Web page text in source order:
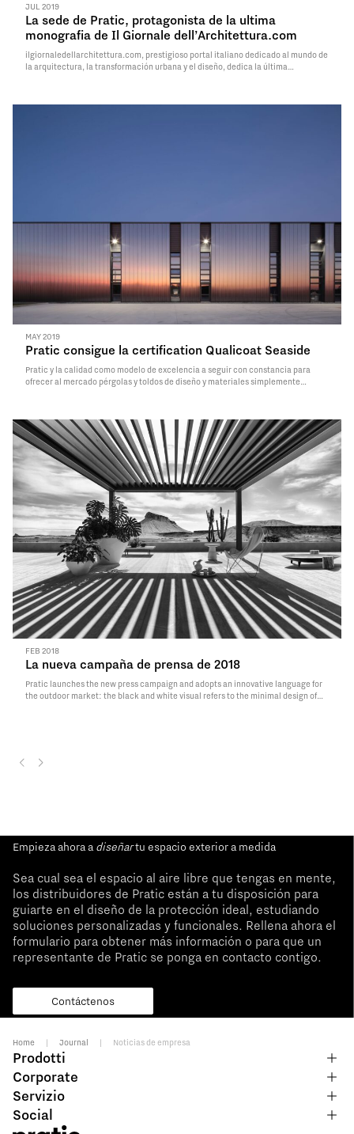
JUL 2019
La sede de Pratic, protagonista de la ultima
monografia de Il Giornale dell’Architettura.com
ilgiornaledellarchitettura.com, prestigioso portal italiano dedicado al mundo de
la arquitectura, la transformación urbana y el diseño, dedica la última
desarrollando soluciones formales y…Read More
MAY 2019
Pratic consigue la certification Qualicoat Seaside
Pratic y la calidad como modelo de excelencia a seguir con constancia para
ofrecer al mercado pérgolas y toldos de diseño y materiales simplemente
FEB 2018
La nueva campaña de prensa de 2018
Pratic launches the new press campaign and adopts an innovative language for
the outdoor market: the black and white visual refers to the minimal design of
Empieza ahora adiseñartu espacio exterior a medida
Sea cual sea el espacio al aire libre que tengas en mente,
los distribuidores de Pratic están a tu disposición para
guiarte en el diseño de la protección ideal, estudiando
soluciones personalizadas y funcionales. Rellena ahora el
formulario para obtener más información o para que un
representante de Pratic se ponga en contacto contigo.
Contáctenos
Home | Journal | Noticias de empresa
Prodotti
Corporate
Servizio
Social